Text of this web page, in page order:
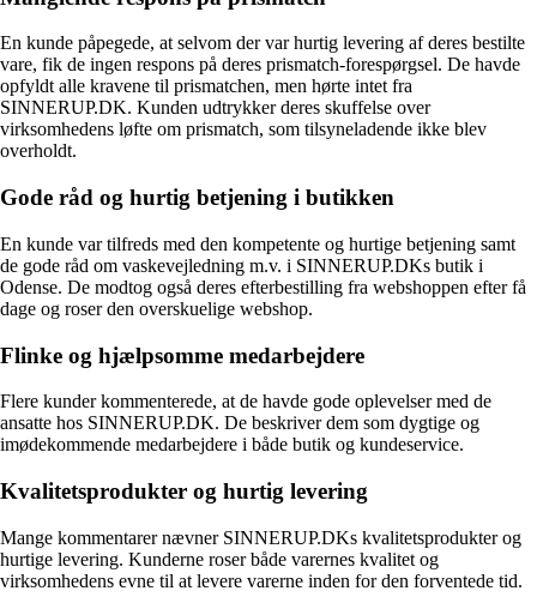
En kunde påpegede, at selvom der var hurtig levering af deres bestilte
vare, fik de ingen respons på deres prismatch-forespørgsel. De havde
opfyldt alle kravene til prismatchen, men hørte intet fra
SINNERUP.DK. Kunden udtrykker deres skuffelse over
virksomhedens løfte om prismatch, som tilsyneladende ikke blev
overholdt.
Gode råd og hurtig betjening i butikken
En kunde var tilfreds med den kompetente og hurtige betjening samt
de gode råd om vaskevejledning m.v. i SINNERUP.DKs butik i
Odense. De modtog også deres efterbestilling fra webshoppen efter få
dage og roser den overskuelige webshop.
Flinke og hjælpsomme medarbejdere
Flere kunder kommenterede, at de havde gode oplevelser med de
ansatte hos SINNERUP.DK. De beskriver dem som dygtige og
imødekommende medarbejdere i både butik og kundeservice.
Kvalitetsprodukter og hurtig levering
Mange kommentarer nævner SINNERUP.DKs kvalitetsprodukter og
hurtige levering. Kunderne roser både varernes kvalitet og
virksomhedens evne til at levere varerne inden for den forventede tid.